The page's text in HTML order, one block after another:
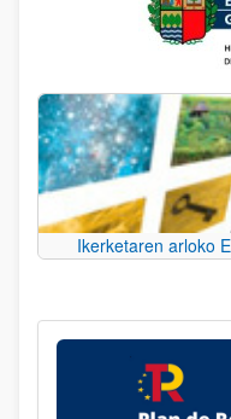
Ikerketaren arloko